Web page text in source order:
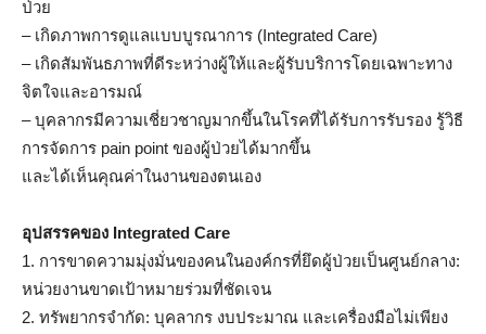
ป่วย
– เกิดภาพการดูแลแบบบูรณาการ (Integrated Care)
– เกิดสัมพันธภาพที่ดีระหว่างผู้ให้และผู้รับบริการโดยเฉพาะทาง
จิตใจและอารมณ์
– บุคลากรมีความเชี่ยวชาญมากขึ้นในโรคที่ได้รับการรับรอง รู้วิธี
การจัดการ pain point ของผู้ป่วยได้มากขึ้น
และได้เห็นคุณค่าในงานของตนเอง
อุปสรรคของ Integrated Care
1. การขาดความมุ่งมั่นของคนในองค์กรที่ยึดผู้ป่วยเป็นศูนย์กลาง:
หน่วยงานขาดเป้าหมายร่วมที่ชัดเจน
2. ทรัพยากรจำกัด: บุคลากร งบประมาณ และเครื่องมือไม่เพียง